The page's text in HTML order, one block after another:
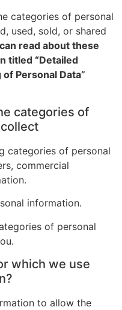
categories of personal
used, sold, or shared
read about these
titled “Detailed
Personal Data”
categories of
categories of personal
commercial
information.
of personal
which we use
to allow the